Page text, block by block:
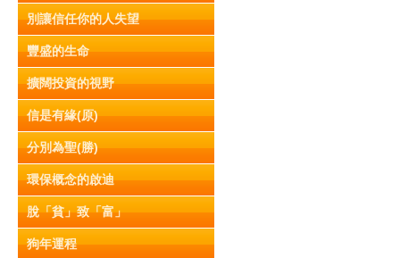
別讓信任你的人失望
豐盛的生命
擴闊投資的視野
信是有緣(原)
分別為聖(勝)
環保概念的啟迪
脫「貧」致「富」
狗年運程